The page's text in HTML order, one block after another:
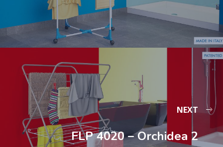
NEXT
FLP 4020 – Orchidea 2